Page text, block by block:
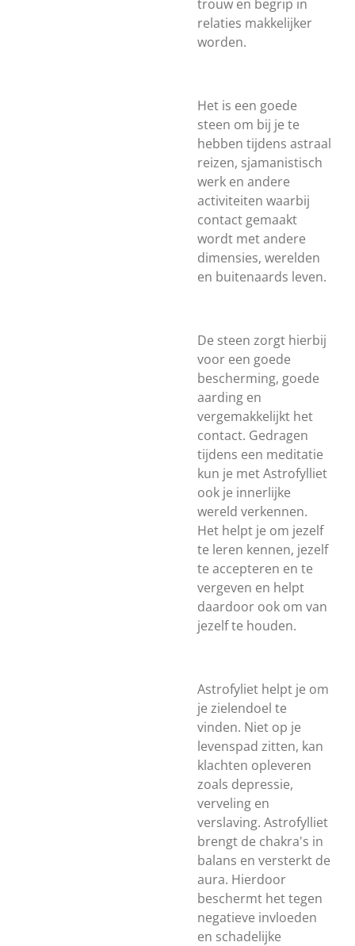
trouw en begrip in
relaties makkelijker
worden.
Het is een goede
steen om bij je te
hebben tijdens astraal
reizen, sjamanistisch
werk en andere
activiteiten waarbij
contact gemaakt
wordt met andere
dimensies, werelden
en buitenaards leven.
De steen zorgt hierbij
voor een goede
bescherming, goede
aarding en
vergemakkelijkt het
contact. Gedragen
tijdens een meditatie
kun je met Astrofylliet
ook je innerlijke
wereld verkennen.
Het helpt je om jezelf
te leren kennen, jezelf
te accepteren en te
vergeven en helpt
daardoor ook om van
jezelf te houden.
Astrofyliet helpt je om
je zielendoel te
vinden. Niet op je
levenspad zitten, kan
klachten opleveren
zoals depressie,
verveling en
verslaving. Astrofylliet
brengt de chakra's in
balans en versterkt de
aura. Hierdoor
beschermt het tegen
negatieve invloeden
en schadelijke